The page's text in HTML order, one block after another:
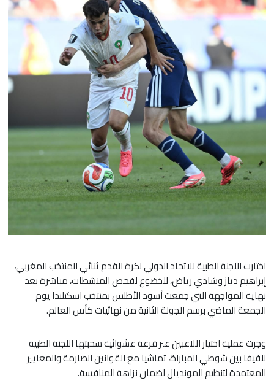
اختارت اللجنة الطبية للاتحاد الدولي لكرة القدم ثنائي المنتخب المغربي،
إبراهيم دياز وشادي رياض، للخضوع لفحص المنشطات، مباشرة بعد
نهاية المواجهة التي جمعت أسود الأطلس بمنتخب اسكتلندا يوم
الجمعة الماضي برسم الجولة الثانية من نهائيات كأس العالم.
​​وجرت عملية اختيار اللاعبين عبر قرعة عشوائية سحبتها اللجنة الطبية
للفيفا بين شوطي المباراة، تماشيا مع القوانين الصارمة والمعايير
المعتمدة لتنظيم المونديال لضمان نزاهة المنافسة.